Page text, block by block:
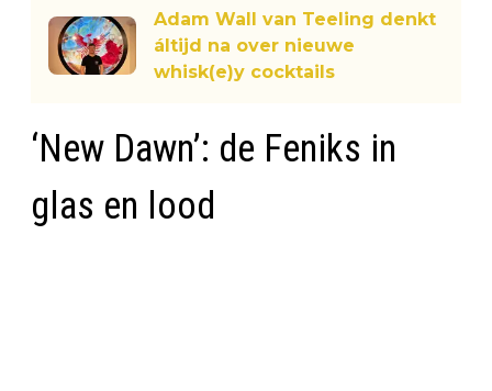
Adam Wall van Teeling denkt
áltijd na over nieuwe
whisk(e)y cocktails
‘New Dawn’: de Feniks in
glas en lood